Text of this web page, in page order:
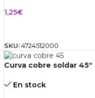
1,25€
SKU:4724512000
Curva cobre soldar 45º
En stock